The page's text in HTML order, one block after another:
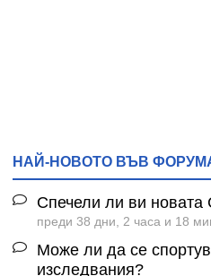
НАЙ-НОВОТО ВЪВ
Спечели ли ви новата
преди 38 дни, 2 часа и 18
Може ли да се
изследвания?